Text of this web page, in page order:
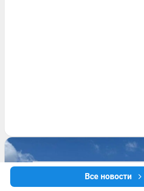
Все новости